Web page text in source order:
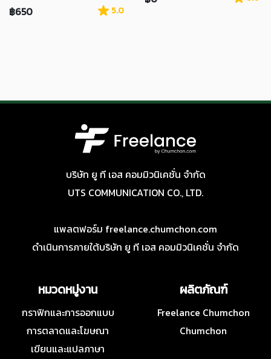
฿650 5.0
บริษัท ยู ที เอส คอมมิวนิเคชั่น จำกัด
UTS COMMUNICATION CO., LTD.
แพลตฟอร์ม freelance.chumchon.com
ดำเนินการภายใต้บริษัท ยู ที เอส คอมมิวนิเคชั่น จำกัด
หมวดหมู่งาน
กราฟิกและการออกแบบ
การตลาดและโฆษณา
เขียนและแปลภาษา
ผลิตภัณฑ์
Freelance Chumchon
Chumchon